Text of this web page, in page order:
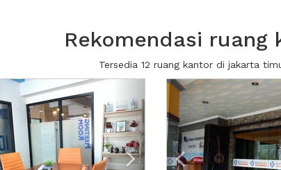
Rekomendasi
Tersedia 12 ruang kantor di jakarta
Next2 Previous